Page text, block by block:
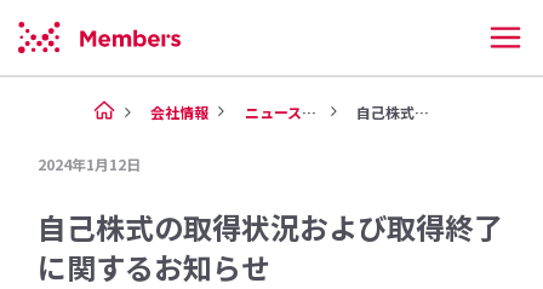
会社情報 ニュース（2024年） 自己株式の取得状況および取得終...
2024年1月12日
自己株式の取得状況および取得終了
に関するお知らせ